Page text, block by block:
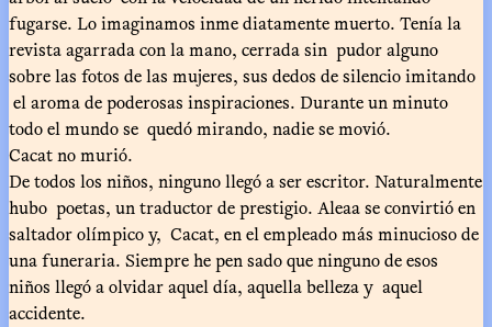
fugarse. Lo imaginamos inme diatamente muerto. Tenía la
revista agarrada con la mano, cerrada sin pudor alguno
sobre las fotos de las mujeres, sus dedos de silencio imitando
el aroma de poderosas inspiraciones. Durante un minuto
todo el mundo se quedó mirando, nadie se movió.
Cacat no murió.
De todos los niños, ninguno llegó a ser escritor. Naturalmente
hubo poetas, un traductor de prestigio. Aleaa se convirtió en
saltador olímpico y, Cacat, en el empleado más minucioso de
una funeraria. Siempre he pen sado que ninguno de esos
niños llegó a olvidar aquel día, aquella belleza y aquel
accidente.